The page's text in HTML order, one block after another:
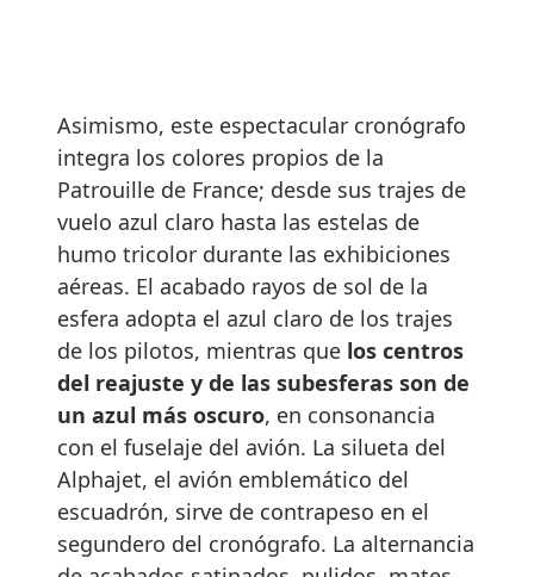
Asimismo, este espectacular cronógrafo
integra los colores propios de la
Patrouille de France; desde sus trajes de
vuelo azul claro hasta las estelas de
humo tricolor durante las exhibiciones
aéreas. El acabado rayos de sol de la
esfera adopta el azul claro de los trajes
de los pilotos, mientras que los centros
del reajuste y de las subesferas son de
un azul más oscuro, en consonancia
con el fuselaje del avión. La silueta del
Alphajet, el avión emblemático del
escuadrón, sirve de contrapeso en el
segundero del cronógrafo. La alternancia